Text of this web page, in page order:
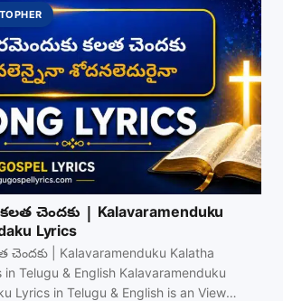
చెందకు | Kalavaramenduku
Lyrics
చెందకు | Kalavaramenduku Kalatha
Telugu & English Kalavaramenduku
Lyrics in Telugu & English is an View